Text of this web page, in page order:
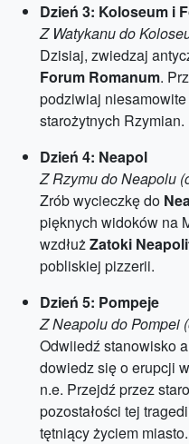
Dzień 3: Koloseum i
Z Watykanu do
Dzisiaj, zwiedzaj
Forum Romanum.
podziwiaj
starożytnych Rzymian.
Dzień 4: Neapol
Z Rzymu do Neapolu
Zrób wycieczkę do
pięknych widoków na
wzdłużZatoki
pobliskiej pizzerii.
Dzień 5: Pompeje
Z Neapolu do Pompei
Odwiiedź stanowisko
dowiedz się o erupcji
n.e. Przejdź przez
pozostałości tej
tętniący życiem miasto.